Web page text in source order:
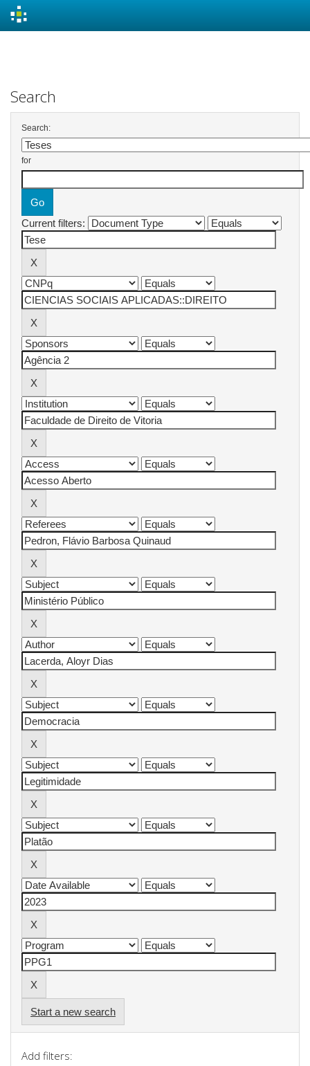
Search
Search:
for
Current filters:
Start a new search
Add filters: